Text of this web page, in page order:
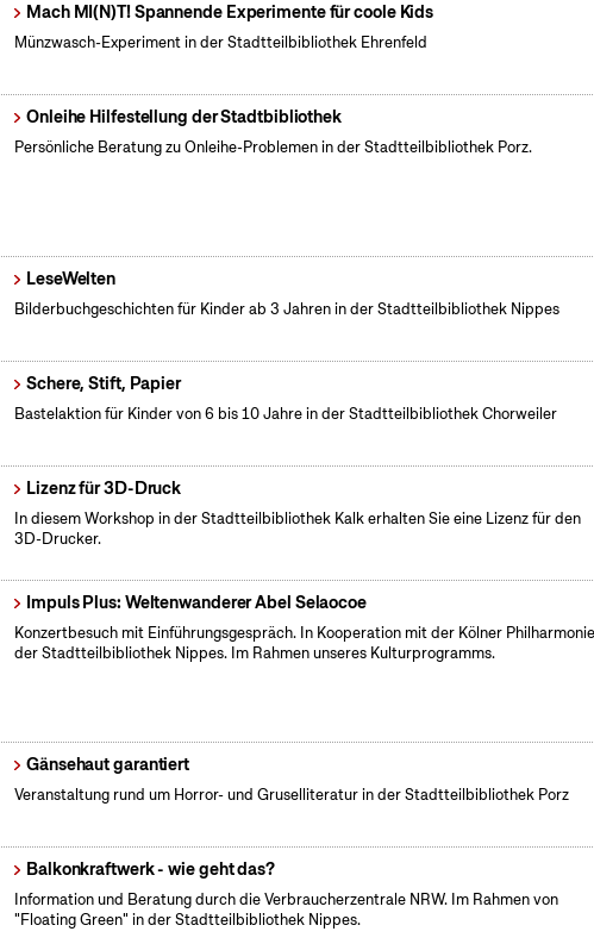
Mach MI(N)T! Spannende Experimente für coole Kids
Münzwasch-Experiment in der Stadtteilbibliothek Ehrenfeld
Onleihe Hilfestellung der Stadtbibliothek
Persönliche Beratung zu Onleihe-Problemen in der Stadtteilbibliothek Porz.
LeseWelten
Bilderbuchgeschichten für Kinder ab 3 Jahren in der Stadtteilbibliothek Nippes
Schere, Stift, Papier
Bastelaktion für Kinder von 6 bis 10 Jahre in der Stadtteilbibliothek Chorweiler
Lizenz für 3D-Druck
In diesem Workshop in der Stadtteilbibliothek Kalk erhalten Sie eine Lizenz für den
3D-Drucker.
Impuls Plus: Weltenwanderer Abel Selaocoe
Konzertbesuch mit Einführungsgespräch. In Kooperation mit der Kölner
der Stadtteilbibliothek Nippes. Im Rahmen unseres Kulturprogramms.
Gänsehaut garantiert
Veranstaltung rund um Horror- und Gruselliteratur in der Stadtteilbibliothek Porz
Balkonkraftwerk - wie geht das?
Information und Beratung durch die Verbraucherzentrale NRW. Im Rahmen von
"Floating Green" in der Stadtteilbibliothek Nippes.